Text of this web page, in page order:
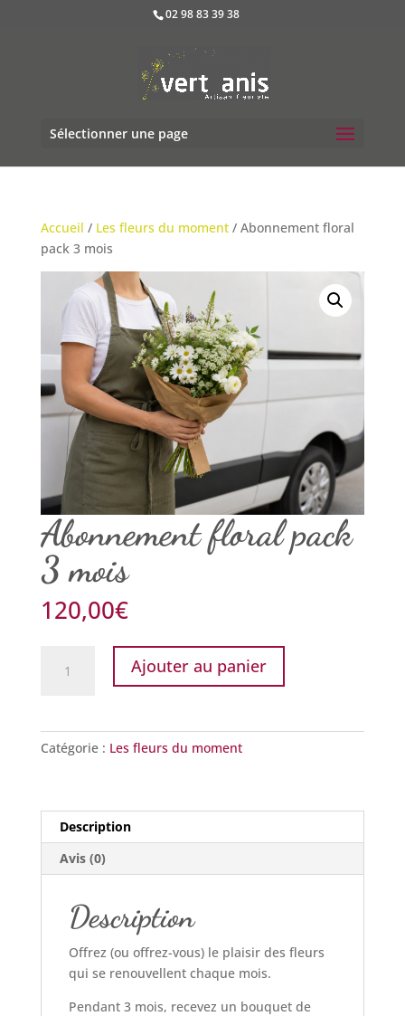
02 98 83 39 38
Sélectionner une page
Accueil / Les fleurs du moment/ Abonnement floral
pack 3 mois
Abonnement floral pack
3 mois
120,00€
Ajouter au panier
Catégorie : Les fleurs du moment
Description
Avis (0)
Description
Offrez (ou offrez-vous) le plaisir des fleurs
qui se renouvellent chaque mois.
Pendant 3 mois, recevez un bouquet de